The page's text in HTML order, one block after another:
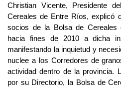
Christian Vicente, Presidente
Cereales de Entre Ríos, explicó
socios de la Bolsa de Cereales
hacia fines de 2010 a dicha
manifestando la inquietud y
nuclee a los Corredores de
actividad dentro de la provincia.
por su Directorio, la Bolsa de